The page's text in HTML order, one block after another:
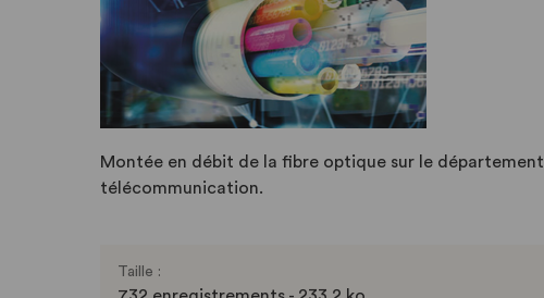
Montée en débit de la fibre optique sur le
télécommunication.
Taille :